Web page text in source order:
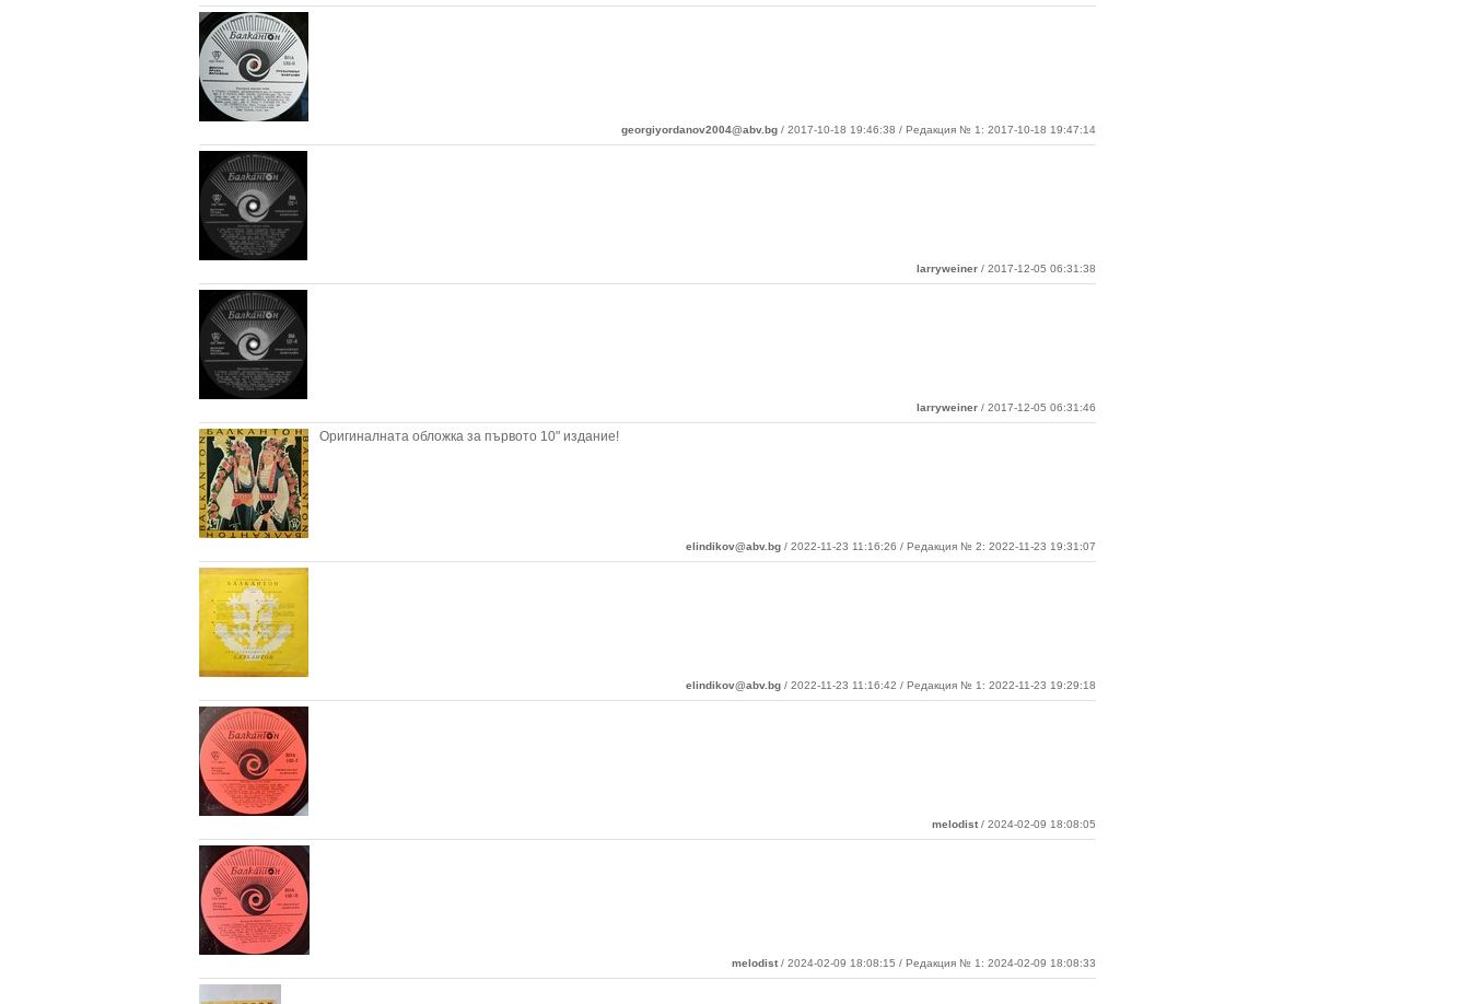
georgiyordanov2004@abv.bg / 2017-10-18 19:46:38 / Редакция № 1: 2017-10-18 19:47:14
larryweiner / 2017-12-05 06:31:38
larryweiner / 2017-12-05 06:31:46
Оригиналната обложка за първото 10" издание!
elindikov@abv.bg / 2022-11-23 11:16:26 / Редакция № 2: 2022-11-23 19:31:07
elindikov@abv.bg / 2022-11-23 11:16:42 / Редакция № 1: 2022-11-23 19:29:18
melodist / 2024-02-09 18:08:05
melodist / 2024-02-09 18:08:15 / Редакция № 1: 2024-02-09 18:08:33